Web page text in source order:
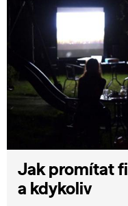
Jak promítat
a kdykoliv